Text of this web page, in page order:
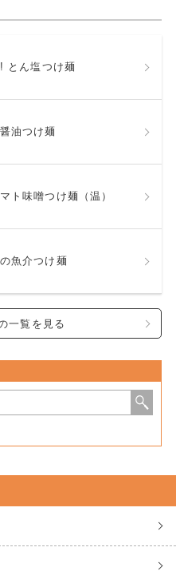
とん塩つけ麺
油つけ麺
ト味噌つけ麺（温）
魚介つけ麺
シピ： つけ麺 の一覧を見る